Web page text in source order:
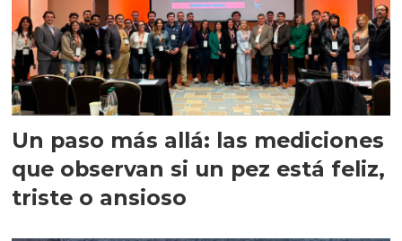
Un paso más allá: las mediciones
que observan si un pez está feliz,
triste o ansioso